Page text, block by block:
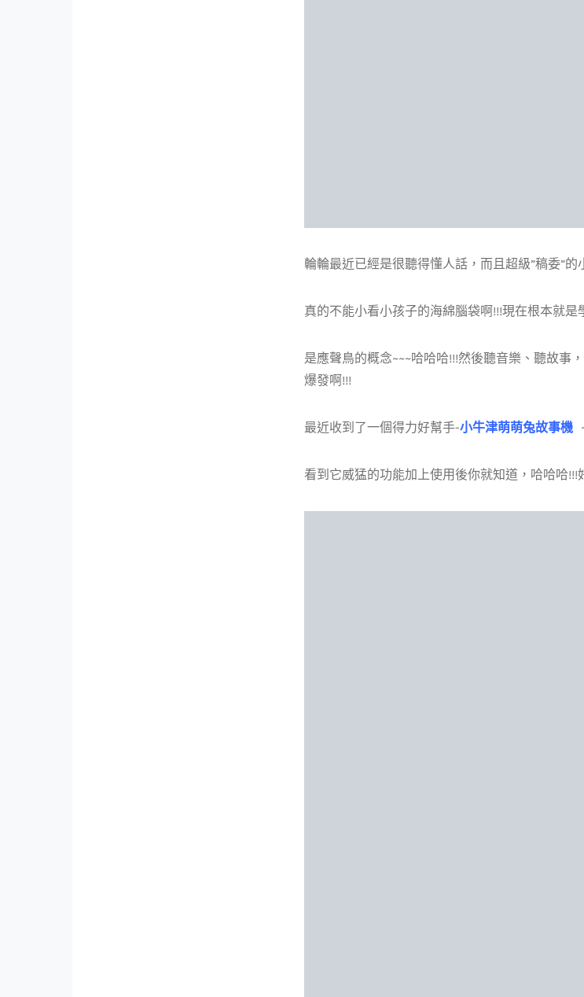
輪輪最近已經是很聽得懂人話，而且超級”稿委”
真的不能小看小孩子的海綿腦袋啊!!!現在根本就
是應聲鳥的概念~~~哈哈哈!!!然後聽音樂、聽故事
爆發啊!!!
最近收到了一個得力好幫手-小牛津萌萌兔故事機
看到它威猛的功能加上使用後你就知道，哈哈哈!!!